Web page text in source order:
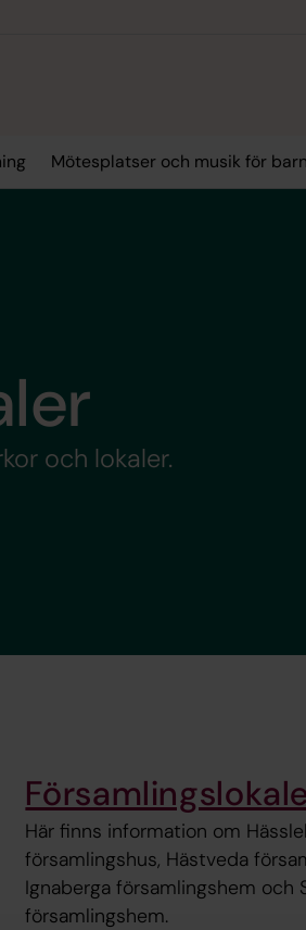
Mötesplatser och musik för
och lokaler.
Här finns information om
församlingshus, Hästveda
Ignaberga församlingshem och
församlingshem.